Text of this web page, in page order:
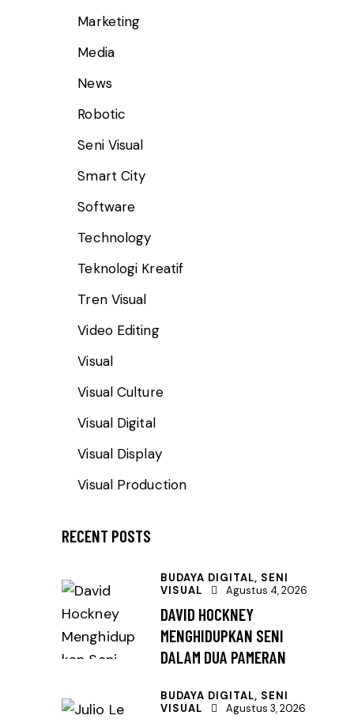
Marketing
Media
News
Robotic
Seni Visual
Smart City
Software
Technology
Teknologi Kreatif
Tren Visual
Video Editing
Visual
Visual Culture
Visual Digital
Visual Display
Visual Production
RECENT POSTS
BUDAYA DIGITAL, SENI
VISUAL
Agustus 4, 2026
DAVID HOCKNEY
MENGHIDUPKAN SENI
DALAM DUA PAMERAN
BUDAYA DIGITAL, SENI
VISUAL
Agustus 3, 2026